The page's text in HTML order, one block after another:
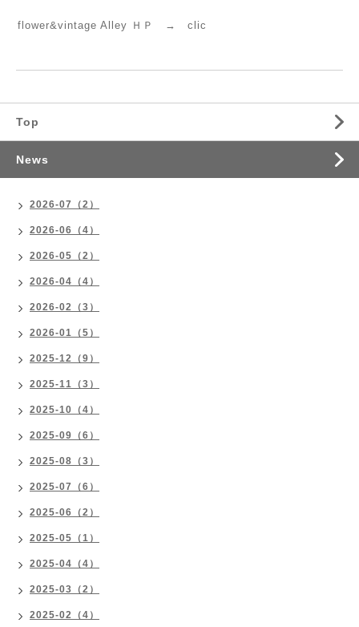
flower&vintage Alley ＨＰ → clic
Top
News
2026-07（2）
2026-06（4）
2026-05（2）
2026-04（4）
2026-02（3）
2026-01（5）
2025-12（9）
2025-11（3）
2025-10（4）
2025-09（6）
2025-08（3）
2025-07（6）
2025-06（2）
2025-05（1）
2025-04（4）
2025-03（2）
2025-02（4）